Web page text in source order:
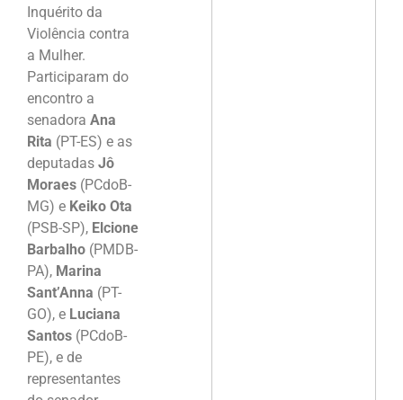
Inquérito da
Violência contra
a Mulher.
Participaram do
encontro a
senadora Ana
Rita (PT-ES) e as
deputadas Jô
Moraes (PCdoB-
MG) e Keiko Ota
(PSB-SP), Elcione
Barbalho (PMDB-
PA), Marina
Sant’Anna (PT-
GO), e Luciana
Santos (PCdoB-
PE), e de
representantes